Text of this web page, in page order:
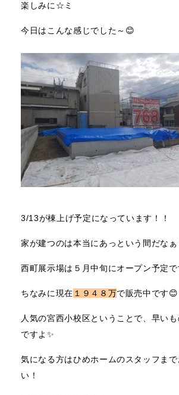
楽しみに☆ミ
今日はこんな感じでした～😊
3/13が棟上げ予定になっています！！
家が建つのは本当にあっという間だな
西町展示場は５月中旬にオープン予定で
ちなみに現在 １９４８万で販売中です😊
人気の宮西小校区ということで、早い
ですよ✨
気になる方はひめホームのスタッフま
い！